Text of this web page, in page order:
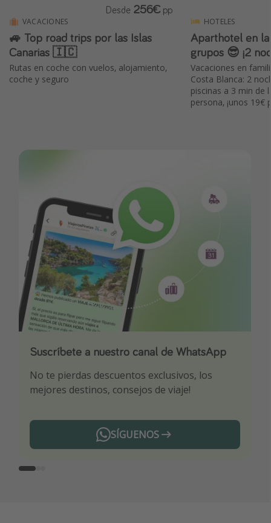
VACACIONES
🚙 Top road trips por las Islas
Canarias 🇮🇨
Rutas en coche con vuelos, alojamiento,
coche y seguro
Desde 256€ pp
HOTELES
Aparthotel en
grupos 😎 ¡2
Vacaciones en
Costa Blanca: 2
piscinas a 3 min de
persona, ¡unos 19€
Suscríbete a nuestro canal de WhatsApp
No te pierdas descuentos exclusivos, los
mejores destinos, consejos de viaje!
SÍGUENOS
Descarga nuestra app
Sé el primero en reservar nuestros chollazos
¡Suscríbete a nuestro canal de Telegram!
¡Recibe las mejores ofertas seleccionadas para
ti por nuestros expertos en viajes
Telegram